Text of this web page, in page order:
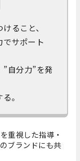
ること、
サポート
自分力”を発
。
重視した指導・
ブランドにも共